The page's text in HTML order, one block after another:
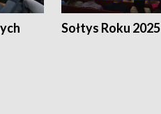
Sołtys Roku 2025